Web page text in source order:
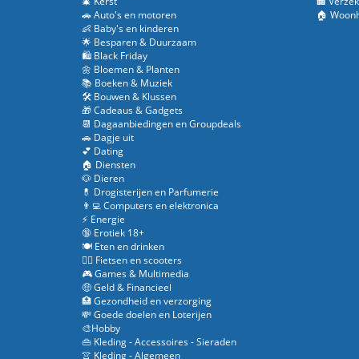
🚗 Auto's en motoren
👶 Baby's en kinderen
🌟 Besparen & Duurzaam
🛍️ Black Friday
🌼 Bloemen & Planten
📚 Boeken & Muziek
🛠️ Bouwen & Klussen
🎁 Cadeaus & Gadgets
📆 Dagaanbiedingen en Groupdeals
🚗 Dagje uit
💕 Dating
🏠 Diensten
🐶 Dieren
💊 Drogisterijen en Parfumerie
👨‍💻 Computers en elektronica
⚡ Energie
🔞 Erotiek 18+
🍽️ Eten en drinken
🚴‍♂️ Fietsen en scooters
🎮 Games & Multimedia
🤑 Geld & Financieel
🏥 Gezondheid en verzorging
💸 Goede doelen en Loterijen
🎨Hobby
👜 Kleding - Accessoires - Sieraden
👚 Kleding - Algemeen
🏠